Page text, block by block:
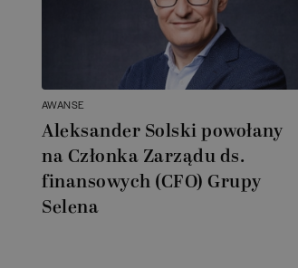
AWANSE
Aleksander Solski powołany
na Członka Zarządu ds.
finansowych (CFO) Grupy
Selena